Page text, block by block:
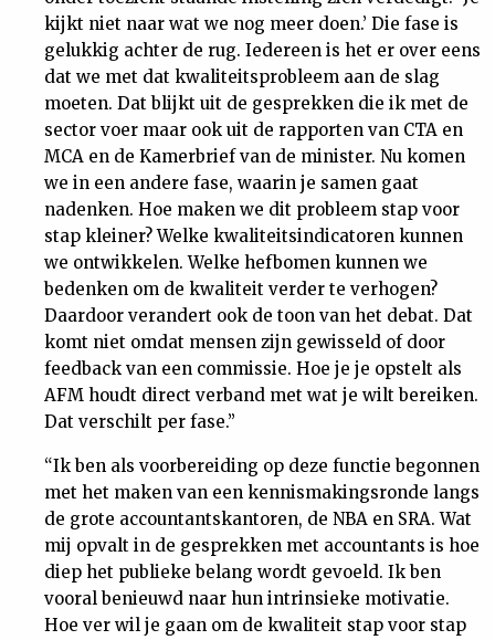
kijkt niet naar wat we nog meer doen.’ Die fase is
gelukkig achter de rug. Iedereen is het er over eens
dat we met dat kwaliteitsprobleem aan de slag
moeten. Dat blijkt uit de gesprekken die ik met de
sector voer maar ook uit de rapporten van CTA en
MCA en de Kamerbrief van de minister. Nu komen
we in een andere fase, waarin je samen gaat
nadenken. Hoe maken we dit probleem stap voor
stap kleiner? Welke kwaliteitsindicatoren kunnen
we ontwikkelen. Welke hefbomen kunnen we
bedenken om de kwaliteit verder te verhogen?
Daardoor verandert ook de toon van het debat. Dat
komt niet omdat mensen zijn gewisseld of door
feedback van een commissie. Hoe je je opstelt als
AFM houdt direct verband met wat je wilt bereiken.
Dat verschilt per fase.”
“Ik ben als voorbereiding op deze functie begonnen
met het maken van een kennismakingsronde langs
de grote accountantskantoren, de NBA en SRA. Wat
mij opvalt in de gesprekken met accountants is hoe
diep het publieke belang wordt gevoeld. Ik ben
vooral benieuwd naar hun intrinsieke motivatie.
Hoe ver wil je gaan om de kwaliteit stap voor stap